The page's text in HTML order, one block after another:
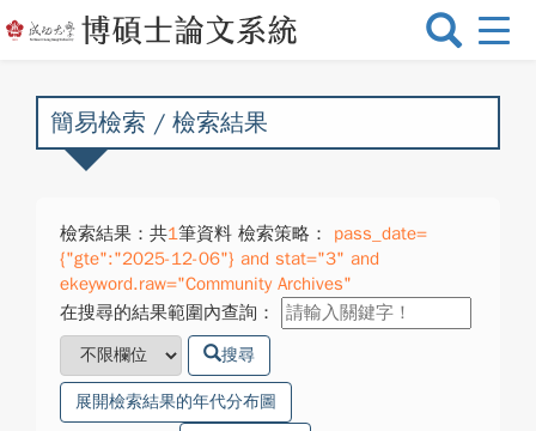
選
換
簡易檢索 / 檢索結果
檢索結果：共1筆資料 檢索策略：
pass_date=
{"gte":"2025-12-06"} and stat="3" and
ekeyword.raw="Community Archives"
在搜尋的結果範圍內查詢：
搜尋
展開檢索結果的年代分布圖